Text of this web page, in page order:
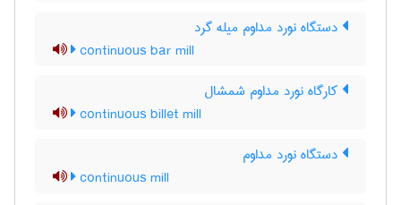
دستگاه نورد مداوم میله گرد
continuous bar mill
کارگاه نورد مداوم شمشال
continuous billet mill
دستگاه نورد مداوم
continuous mill